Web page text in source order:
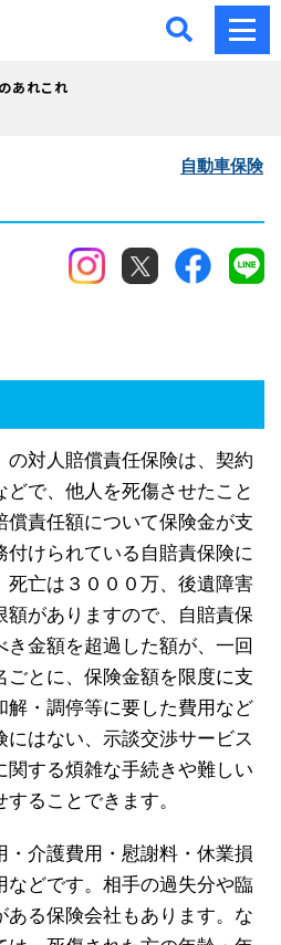
-東京・西多摩の
あれこれ
自動車保険
の対人賠償責任保険は、契約
どで、他人を死傷させたこと
償責任額について保険金が支
付けられている自賠責保険に
死亡は３０００万、後遺障害
額がありますので、自賠責保
き金額を超過した額が、一回
ごとに、保険金額を限度に支
解・調停等に要した費用など
にはない、示談交渉サービス
関する煩雑な手続きや難しい
ることできます。
・介護費用・慰謝料・休業損
などです。相手の過失分や臨
ある保険会社もあります。な